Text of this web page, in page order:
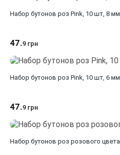
Набор бутонов роз Pink, 10 шт, 8 мм
47.9 грн
Набор бутонов роз Pink, 10 шт, 6 мм
47.9 грн
Набор бутонов роз розового